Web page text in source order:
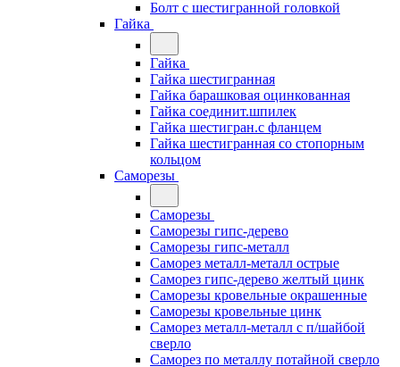
Болт с шестигранной головкой
Гайка
Гайка
Гайка шестигранная
Гайка барашковая оцинкованная
Гайка соединит.шпилек
Гайка шестигран.с фланцем
Гайка шестигранная со стопорным
кольцом
Саморезы
Саморезы
Саморезы гипс-дерево
Саморезы гипс-металл
Саморез металл-металл острые
Саморез гипс-дерево желтый цинк
Саморезы кровельные окрашенные
Саморезы кровельные цинк
Саморез металл-металл с п/шайбой
сверло
Саморез по металлу потайной сверло